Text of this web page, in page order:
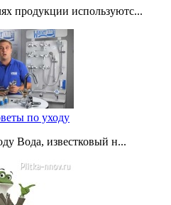
продукции используютс...
по уходу
Вода, известковый н...